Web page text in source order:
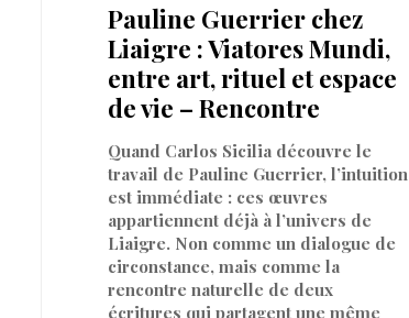
Pauline Guerrier chez
Liaigre : Viatores Mundi,
entre art, rituel et espace
de vie – Rencontre
Quand Carlos Sicilia découvre le
travail de Pauline Guerrier, l’intuition
est immédiate : ces œuvres
appartiennent déjà à l’univers de
Liaigre. Non comme un dialogue de
circonstance, mais comme la
rencontre naturelle de deux
écritures qui partagent une même